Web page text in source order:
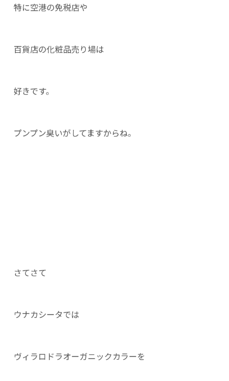
特に空港の免税店や
百貨店の化粧品売り場は
好きです。
プンプン臭いがしてますからね。
さてさて
ウナカシータでは
ヴィラロドラオーガニックカラーを